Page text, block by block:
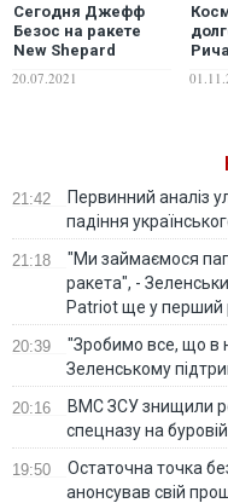
Сегодня Джефф
Безос на ракете
New Shepard
космос
20.07.2021
21:42
Первинний аналіз
падіння
21:18
"Ми займаємося
ракета", -
Patriot ще у перший
20:39
"Зробимо все, що в
Зеленському
20:16
ВМС ЗСУ знищили
спецназу на
19:50
Остаточна точка
анонсував свій